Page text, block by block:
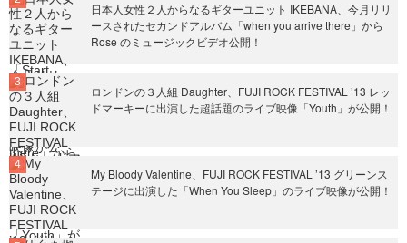
日本人女性２人からなるギターユニット IKEBANA、今月リリ
ースされたセカンドアルバム「when you arrive there」から
Rose のミュージックビデオ公開！
ロンドンの３人組 Daughter、FUJI ROCK FESTIVAL ’13 レッ
ドマーキーに出演した超話題のライブ映像「Youth」が公開！
My Bloody Valentine、FUJI ROCK FESTIVAL ’13 グリーンス
テージに出演した「When You Sleep」のライブ映像が公開！